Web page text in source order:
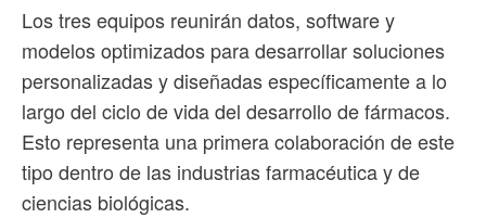
Los tres equipos reunirán datos, software y
modelos optimizados para desarrollar soluciones
personalizadas y diseñadas específicamente a lo
largo del ciclo de vida del desarrollo de fármacos.
Esto representa una primera colaboración de este
tipo dentro de las industrias farmacéutica y de
ciencias biológicas.